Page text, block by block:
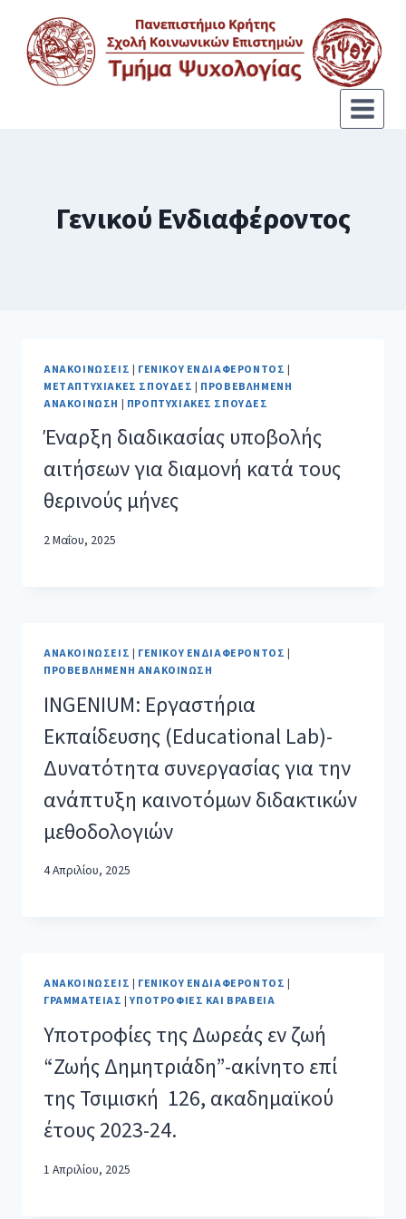
Γενικού Ενδιαφέροντος
ΑΝΑΚΟΙΝΏΣΕΙΣ | ΓΕΝΙΚΟΎ ΕΝΔΙΑΦΈΡΟΝΤΟΣ |
ΜΕΤΑΠΤΥΧΙΑΚΈΣ ΣΠΟΥΔΈΣ | ΠΡΟΒΕΒΛΗΜΈΝΗ
ΑΝΑΚΟΊΝΩΣΗ | ΠΡΟΠΤΥΧΙΑΚΈΣ ΣΠΟΥΔΈΣ
Έναρξη διαδικασίας υποβολής
αιτήσεων για διαμονή κατά τους
θερινούς μήνες
2 Μαΐου, 2025
ΑΝΑΚΟΙΝΏΣΕΙΣ | ΓΕΝΙΚΟΎ ΕΝΔΙΑΦΈΡΟΝΤΟΣ |
ΠΡΟΒΕΒΛΗΜΈΝΗ ΑΝΑΚΟΊΝΩΣΗ
INGENIUM: Εργαστήρια
Εκπαίδευσης (Educational Lab)-
Δυνατότητα συνεργασίας για την
ανάπτυξη καινοτόμων διδακτικών
μεθοδολογιών
4 Απριλίου, 2025
ΑΝΑΚΟΙΝΏΣΕΙΣ ΓΕΝΙΚΟΎ ΕΝΔΙΑΦΈΡΟΝΤΟΣ
ΓΡΑΜΜΑΤΕΊΑΣ |ΥΠΟΤΡΟΦΊΕΣ ΚΑΙ ΒΡΑΒΕΊΑ
Υποτροφίες της Δωρεάς εν ζωή
“Ζωής Δημητριάδη”-ακίνητο επί
της Τσιμισκή 126, ακαδημαϊκού
έτους 2023-24.
1 Απριλίου, 2025